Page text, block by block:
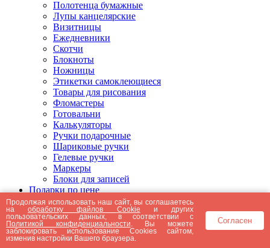
Полотенца бумажные
Лупы канцелярские
Визитницы
Ежедневники
Скотчи
Блокноты
Ножницы
Этикетки самоклеющиеся
Товары для рисования
Фломастеры
Готовальни
Калькуляторы
Ручки подарочные
Шариковые ручки
Гелевые ручки
Маркеры
Блоки для записей
Подарки по цене
Подарки от 5000 рублей
Подарки до 5000 рублей
Подарки до 3000 рублей
Подарки до 2000 рублей
Подарки до 1000 рублей
Продолжая использовать наш сайт, вы соглашаетесь
наобработку файлов Cookie и других
пользовательских данных, в соответствии с
Политикой конфиденциальности . Вы можете
заблокировать использование Cookies сайтом,
изменив настройки Вашего браузера.
Согласен